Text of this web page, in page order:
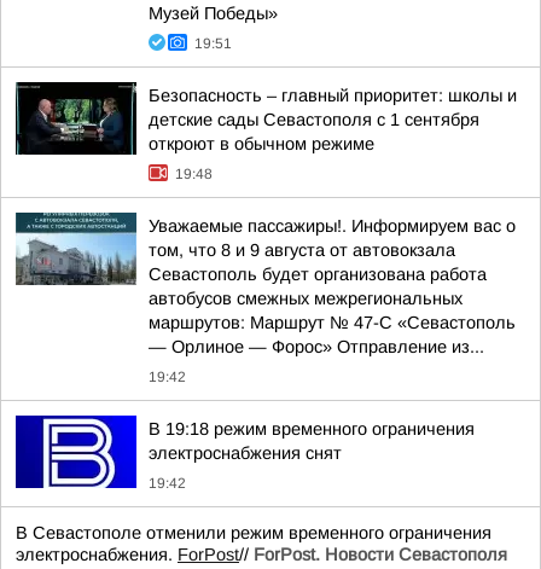
Музей Победы»
19:51
Безопасность – главный приоритет: школы и
детские сады Севастополя с 1 сентября
откроют в обычном режиме
19:48
Уважаемые пассажиры!. Информируем вас о
том, что 8 и 9 августа от автовокзала
Севастополь будет организована работа
автобусов смежных межрегиональных
маршрутов: Маршрут № 47-С «Севастополь
— Орлиное — Форос» Отправление из...
19:42
В 19:18 режим временного ограничения
электроснабжения снят
19:42
В Севастополе отменили режим временного ограничения
электроснабжения. ForPost// ForPost. Новости Севастополя